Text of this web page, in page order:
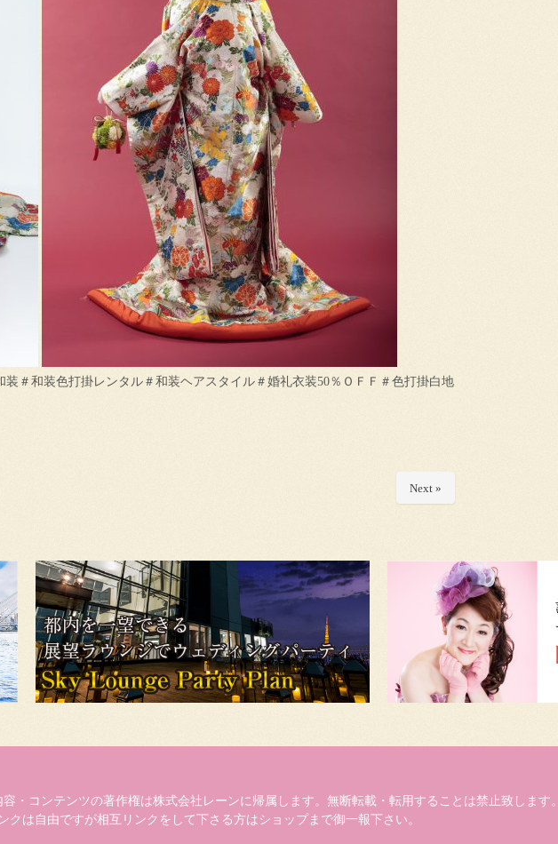
＃和装色打掛レンタル＃和装ヘアスタイル＃婚礼衣装50％ＯＦＦ＃色打掛白地
Next »
・コンテンツの著作権は株式会社レーンに帰属します。無断転載・転用することは禁止致します。
クは自由ですが相互リンクをして下さる方はショップまで御一報下さい。